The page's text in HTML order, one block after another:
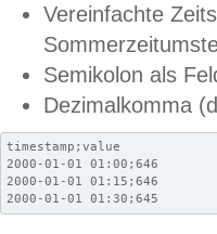
Vereinfachte
Semikolon als
Dezimalkomma
timestamp;value
2000-01-01 01:00;646
2000-01-01 01:15;646
2000-01-01 01:30;645